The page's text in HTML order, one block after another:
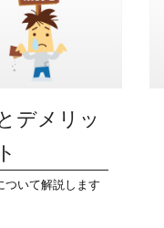
デメリッ
ト
ついて解説します